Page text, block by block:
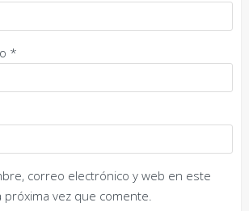
*
correo electrónico y web en este
próxima vez que comente.